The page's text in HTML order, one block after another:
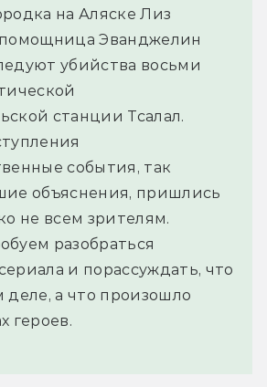
на Аляске Лиз
Эванджелин
убийства восьми
станции Тсалал.
события, так
объяснения, пришлись
не всем зрителям.
разобраться
и порассуждать, что
деле, а что произошло
героев.